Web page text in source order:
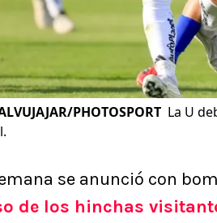
PHOTOSPORT La U
se anunció con
de los hinchas